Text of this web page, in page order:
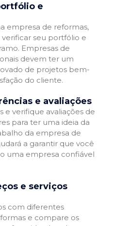
e
empresa de reformas,
seu portfólio e
Empresas de
devem ter um
de projetos bem-
do cliente.
e avaliações
e verifique avaliações de
para ter uma ideia da
da empresa de
a garantir que você
uma empresa confiável
e serviços
com diferentes
e compare os